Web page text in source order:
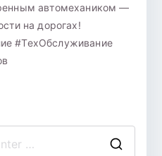
автомехаником —
на дорогах!
#ТехОбслуживание